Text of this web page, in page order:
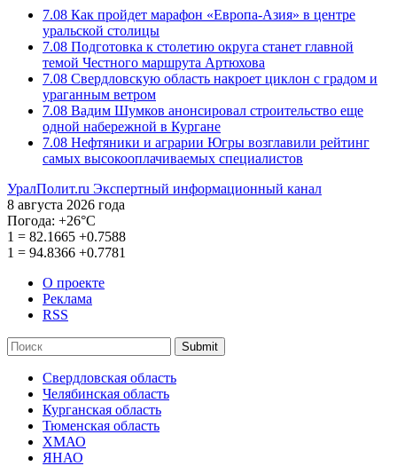
7.08 Как пройдет марафон «Европа-Азия» в центре
уральской столицы
7.08 Подготовка к столетию округа станет главной
темой Честного маршрута Артюхова
7.08 Свердловскую область накроет циклон с градом и
ураганным ветром
7.08 Вадим Шумков анонсировал строительство еще
одной набережной в Кургане
7.08 Нефтяники и аграрии Югры возглавили рейтинг
самых высокооплачиваемых специалистов
УралПолит.ru Экспертный информационный канал
8 августа 2026 года
Погода: +26°С
1 = 82.1665 +0.7588
1 = 94.8366 +0.7781
О проекте
Реклама
RSS
Submit
Свердловская область
Челябинская область
Курганская область
Тюменская область
ХМАО
ЯНАО